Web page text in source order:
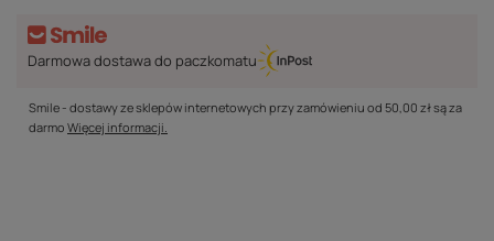
Darmowa dostawa do paczkomatu
Smile - dostawy ze sklepów internetowych przy zamówieniu od 50,00 złsą za
darmo Więcej informacji.